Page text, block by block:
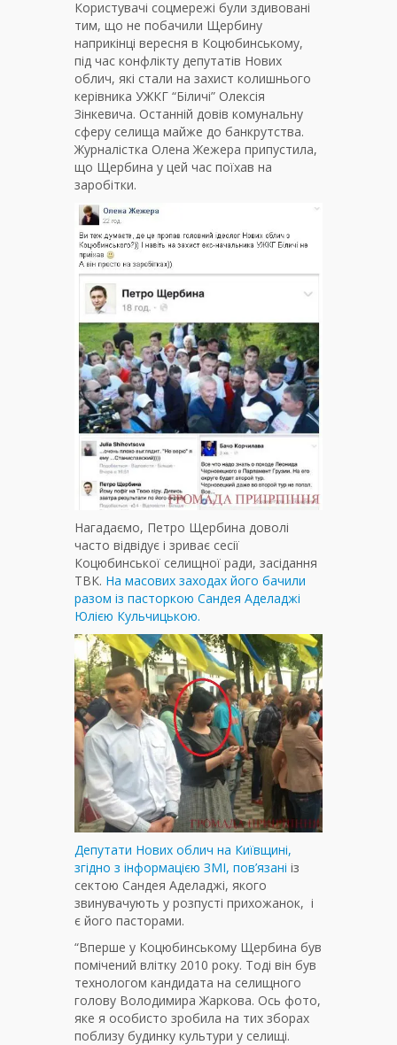
Користувачі соцмережі були здивовані
тим, що не побачили Щербину
наприкінці вересня в Коцюбинському,
під час конфлікту депутатів Нових
облич, які стали на захист колишнього
керівника УЖКГ “Біличі” Олексія
Зінкевича. Останній довів комунальну
сферу селища майже до банкрутства.
Журналістка Олена Жежера припустила,
що Щербина у цей час поїхав на
заробітки.
Нагадаємо, Петро Щербина доволі
часто відвідує і зриває сесії
Коцюбинської селищної ради, засідання
ТВК. На масових заходах його бачили
разом із пасторкою Сандея Аделаджі
Юлією Кульчицькою.
Депутати Нових облич на Київщині,
згідно з інформацією ЗМІ, пов’язані із
сектою Сандея Аделаджі, якого
звинувачують у розпусті прихожанок, і
є його пасторами.
“Вперше у Коцюбинському Щербина був
помічений влітку 2010 року. Тоді він був
технологом кандидата на селищного
голову Володимира Жаркова. Ось фото,
яке я особисто зробила на тих зборах
поблизу будинку культури у селищі.